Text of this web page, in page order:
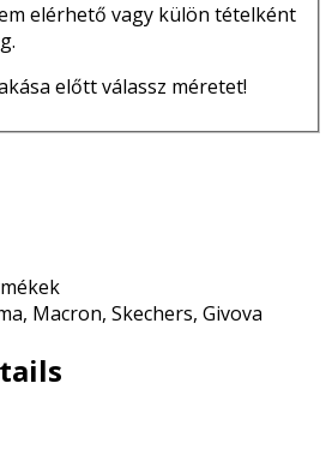
elérhető vagy külön tételként
előtt válassz méretet!
Macron, Skechers, Givova